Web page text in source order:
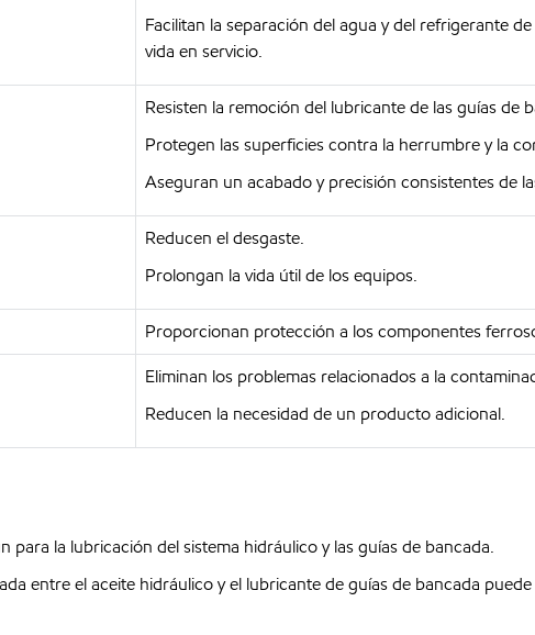
Facilitan la separación del agua y del refrigerante
vida en servicio.
Resisten la remoción del lubricante de las guías de
Protegen las superficies contra la herrumbre y la
Aseguran un acabado y precisión consistentes de
Reducen el desgaste.
Prolongan la vida útil de los equipos.
Proporcionan protección a los componentes
Eliminan los problemas relacionados a la
Reducen la necesidad de un producto adicional.
la lubricación del sistema hidráulico y las guías de bancada.
entre el aceite hidráulico y el lubricante de guías de bancada